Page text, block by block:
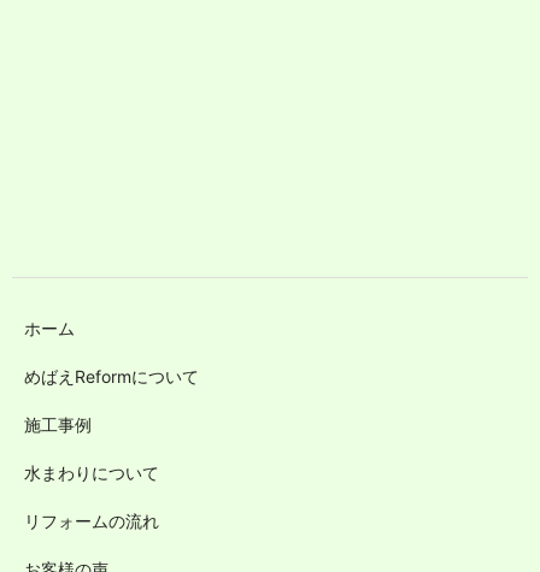
ホーム
めばえReformについて
施工事例
水まわりについて
リフォームの流れ